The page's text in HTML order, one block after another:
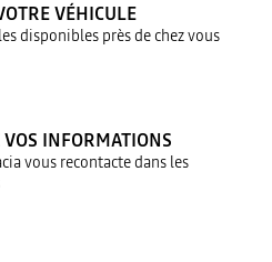
VÉHICULE
disponibles près de chez vous
INFORMATIONS
vous recontacte dans les